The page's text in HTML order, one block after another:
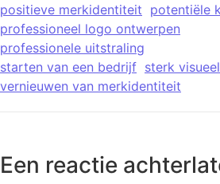
positieve merkidentiteit potentiële
professioneel logo ontwerpen
professionele uitstraling
starten van een bedrijf sterk
vernieuwen van merkidentiteit
Een reactie